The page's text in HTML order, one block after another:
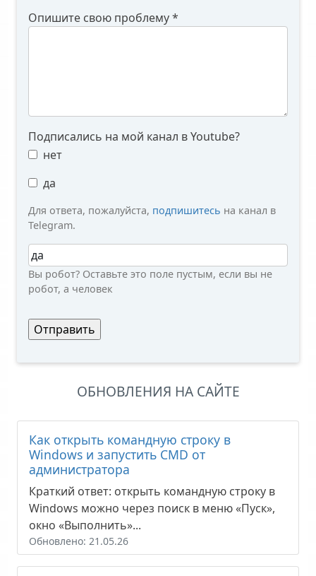
Опишите свою проблему*
Подписались на мой канал в Youtube?
нет
да
Для ответа, пожалуйста, подпишитесь на канал в
Telegram.
Вы робот?
Вы робот? Оставьте это поле пустым, если вы не
робот, а человек
ОБНОВЛЕНИЯ НА САЙТЕ
Как открыть командную строку в
Windows и запустить CMD от
администратора
Краткий ответ: открыть командную строку в
Windows можно через поиск в меню «Пуск»,
окно «Выполнить»...
Обновлено: 21.05.26